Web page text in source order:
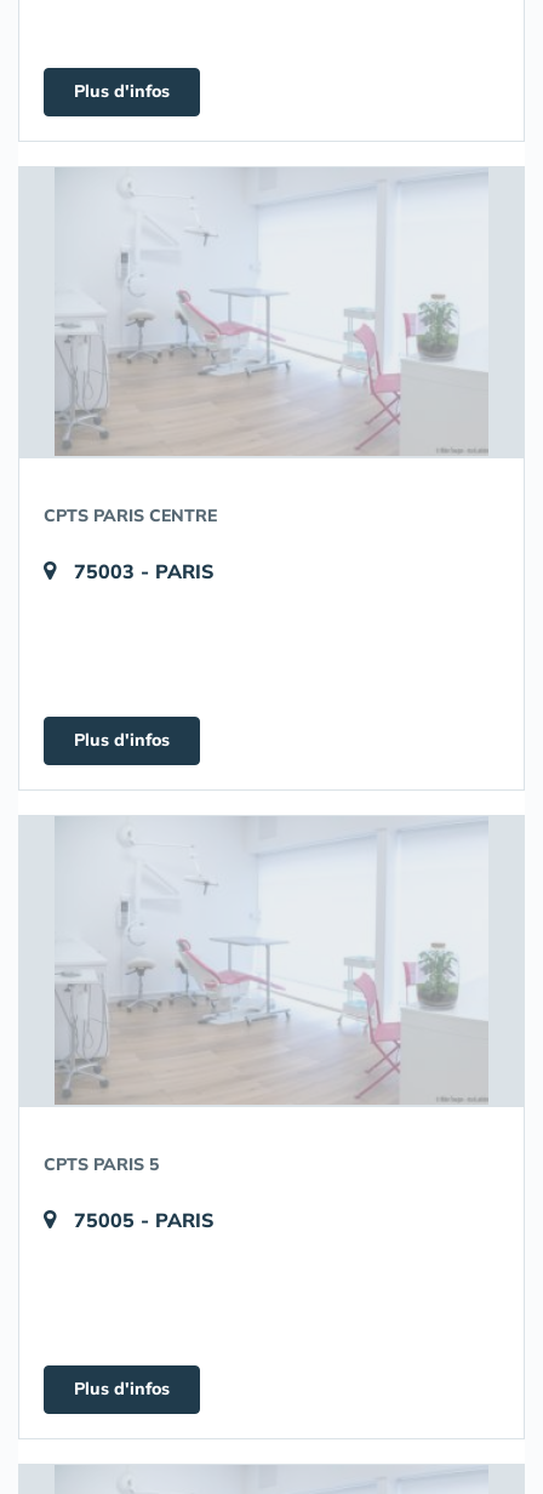
Plus d'infos
CPTS PARIS CENTRE
75003 - PARIS
Plus d'infos
CPTS PARIS 5
75005 - PARIS
Plus d'infos